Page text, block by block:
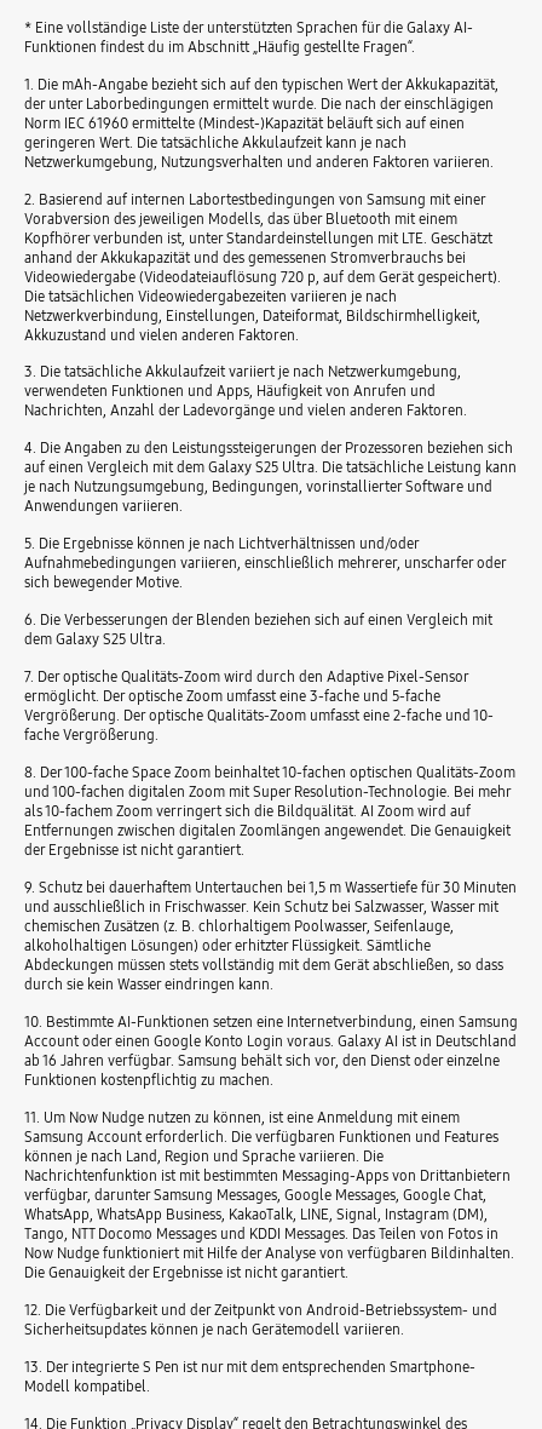
* Eine vollständige Liste der unterstützten Sprachen für die Galaxy AI-
Funktionen findest du im Abschnitt „Häufig gestellte Fragen“.
1. Die mAh-Angabe bezieht sich auf den typischen Wert der Akkukapazität,
der unter Laborbedingungen ermittelt wurde. Die nach der einschlägigen
Norm IEC 61960 ermittelte (Mindest-)Kapazität beläuft sich auf einen
geringeren Wert. Die tatsächliche Akkulaufzeit kann je nach
Netzwerkumgebung, Nutzungsverhalten und anderen Faktoren variieren.
2. Basierend auf internen Labortestbedingungen von Samsung mit einer
Vorabversion des jeweiligen Modells, das über Bluetooth mit einem
Kopfhörer verbunden ist, unter Standardeinstellungen mit LTE. Geschätzt
anhand der Akkukapazität und des gemessenen Stromverbrauchs bei
Videowiedergabe (Videodateiauflösung 720 p, auf dem Gerät gespeichert).
Die tatsächlichen Videowiedergabezeiten variieren je nach
Netzwerkverbindung, Einstellungen, Dateiformat, Bildschirmhelligkeit,
Akkuzustand und vielen anderen Faktoren.
3. Die tatsächliche Akkulaufzeit variiert je nach Netzwerkumgebung,
verwendeten Funktionen und Apps, Häufigkeit von Anrufen und
Nachrichten, Anzahl der Ladevorgänge und vielen anderen Faktoren.
4. Die Angaben zu den Leistungssteigerungen der Prozessoren beziehen sich
auf einen Vergleich mit dem Galaxy S25 Ultra. Die tatsächliche Leistung kann
je nach Nutzungsumgebung, Bedingungen, vorinstallierter Software und
Anwendungen variieren.
5. Die Ergebnisse können je nach Lichtverhältnissen und/oder
Aufnahmebedingungen variieren, einschließlich mehrerer, unscharfer oder
sich bewegender Motive.
6. Die Verbesserungen der Blenden beziehen sich auf einen Vergleich mit
dem Galaxy S25 Ultra.
7. Der optische Qualitäts-Zoom wird durch den Adaptive Pixel-Sensor
ermöglicht. Der optische Zoom umfasst eine 3-fache und 5-fache
Vergrößerung. Der optische Qualitäts-Zoom umfasst eine 2-fache und 10-
fache Vergrößerung.
8. Der 100-fache Space Zoom beinhaltet 10-fachen optischen Qualitäts-Zoom
und 100-fachen digitalen Zoom mit Super Resolution-Technologie. Bei mehr
als 10-fachem Zoom verringert sich die Bildquälität. AI Zoom wird auf
Entfernungen zwischen digitalen Zoomlängen angewendet. Die Genauigkeit
der Ergebnisse ist nicht garantiert.
9. Schutz bei dauerhaftem Untertauchen bei 1,5 m Wassertiefe für 30 Minuten
und ausschließlich in Frischwasser. Kein Schutz bei Salzwasser, Wasser mit
chemischen Zusätzen (z. B. chlorhaltigem Poolwasser, Seifenlauge,
alkoholhaltigen Lösungen) oder erhitzter Flüssigkeit. Sämtliche
Abdeckungen müssen stets vollständig mit dem Gerät abschließen, so dass
durch sie kein Wasser eindringen kann.
10. Bestimmte AI-Funktionen setzen eine Internetverbindung, einen Samsung
Account oder einen Google Konto Login voraus. Galaxy AI ist in Deutschland
ab 16 Jahren verfügbar. Samsung behält sich vor, den Dienst oder einzelne
Funktionen kostenpflichtig zu machen.
11. Um Now Nudge nutzen zu können, ist eine Anmeldung mit einem
Samsung Account erforderlich. Die verfügbaren Funktionen und Features
können je nach Land, Region und Sprache variieren. Die
Nachrichtenfunktion ist mit bestimmten Messaging-Apps von Drittanbietern
verfügbar, darunter Samsung Messages, Google Messages, Google Chat,
WhatsApp, WhatsApp Business, KakaoTalk, LINE, Signal, Instagram (DM),
Tango, NTT Docomo Messages und KDDI Messages. Das Teilen von Fotos in
Now Nudge funktioniert mit Hilfe der Analyse von verfügbaren Bildinhalten.
Die Genauigkeit der Ergebnisse ist nicht garantiert.
12. Die Verfügbarkeit und der Zeitpunkt von Android-Betriebssystem- und
Sicherheitsupdates können je nach Gerätemodell variieren.
13. Der integrierte S Pen ist nur mit dem entsprechenden Smartphone-
Modell kompatibel.
14. Die Funktion „Privacy Display“ regelt den Betrachtungswinkel des